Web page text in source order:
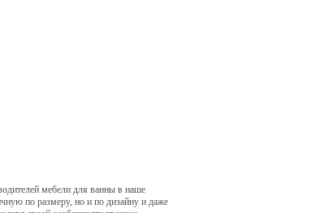
мебели для ванны в наше
по размеру, но и по дизайну и даже